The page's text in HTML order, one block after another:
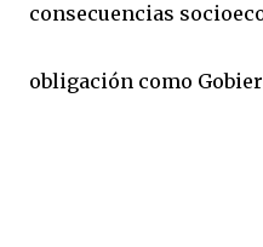
consecuencias
obligación como